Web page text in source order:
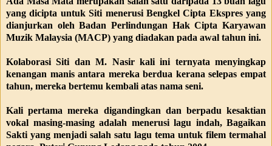
yang dicipta untuk Siti menerusi Bengkel Cipta Ekspres yang
dianjurkan oleh Badan Perlindungan Hak Cipta Karyawan
Muzik Malaysia (MACP) yang diadakan pada awal tahun ini.
Kolaborasi Siti dan M. Nasir kali ini ternyata menyingkap
kenangan manis antara mereka berdua kerana selepas empat
tahun, mereka bertemu kembali atas nama seni.
Kali pertama mereka digandingkan dan berpadu kesaktian
vokal masing-masing adalah menerusi lagu indah, Bagaikan
Sakti yang menjadi salah satu lagu tema untuk filem termahal